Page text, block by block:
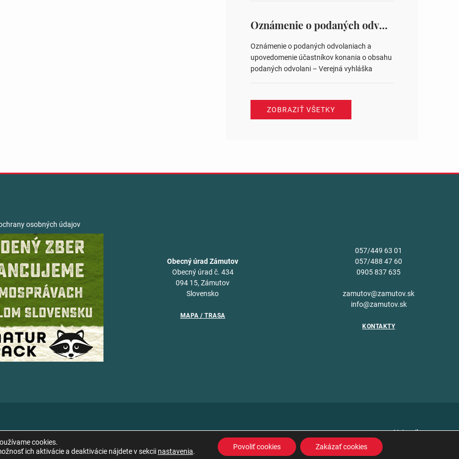
ysledky.html
Oznámenie o podaných odvolaniach a upovedomenie účastníkov konania o obsahu podaných odvolani – Verejná vyhláška
Oznámenie o podaných odvolaniach a
upovedomenie účastníkov konania o obsahu
podaných odvolani – Verejná vyhláška
ZOBRAZIŤ VŠETKY
osobných údajov
Obecný úrad Zámutov
Obecný úrad č. 434
094 15, Zámutov
Slovensko
MAPA / TRASA
057/449 63 01
057/488 47 60
0905 837 635
zamutov@zamutov.sk
info@zamutov.sk
KONTAKTY
Vytvoril
cookies.
ich aktivácie a deaktivácie nájdete v sekcii nastavenia.
Povoliť cookies Zakázať cookies